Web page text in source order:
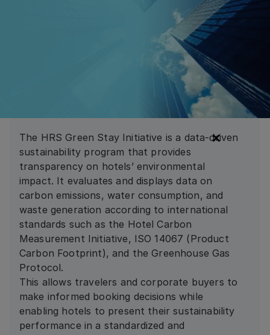
Introduction to the HRS Green Stay
What is the HRS Green Stay Initiative?
The HRS Green Stay Initiative is a data-driven
sustainability program that provides
transparency on hotels’ environmental
impact. It evaluates and displays data on
carbon emissions, water consumption, and
waste generation according to international
standards such as the Hotel Carbon
Measurement Initiative, ISO 14067 (Product
Carbon Footprint), and the Greenhouse Gas
Protocol.
This allows travelers and corporate buyers to
make informed booking decisions while
enabling hotels to present their sustainability
performance in a standardized and